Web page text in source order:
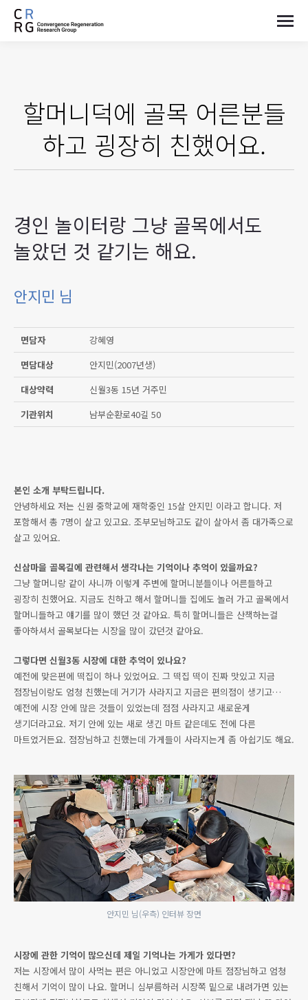
할머니덕에 골목 어른분들
하고 굉장히 친했어요.
경인 놀이터랑 그냥 골목에서도
놀았던 것 같기는 해요.
안지민 님
면담자
강혜영
면담대상
안지민(2007년생)
대상약력
신월3동 15년 거주민
기관위치
남부순환로40길 50
본인 소개 부탁드립니다.
안녕하세요 저는 신원 중학교에 재학중인 15살 안지민 이라고 합니다. 저
포함해서 총 7명이 살고 있고요. 조부모님하고도 같이 살아서 좀 대가족으로
살고 있어요.
신삼마을 골목길에 관련해서 생각나는 기억이나 추억이 있을까요?
그냥 할머니랑 같이 사니까 이렇게 주변에 할머니분들이나 어른들하고
굉장히 친했어요. 지금도 친하고 해서 할머니들 집에도 놀러 가고 골목에서
할머니들하고 얘기를 많이 했던 것 같아요. 특히 할머니들은 산책하는걸
좋아하셔서 골목보다는 시장을 많이 갔던것 같아요.
그렇다면 신월3동 시장에 대한 추억이 있나요?
예전에 맞은편에 떡집이 하나 있었어요. 그 떡집 떡이 진짜 맛있고 지금
점장님이랑도 엄청 친했는데 거기가 사라지고 지금은 편의점이 생기고…
예전에 시장 안에 많은 것들이 있었는데 점점 사라지고 새로운게
생기더라고요. 저기 안에 있는 새로 생긴 마트 같은데도 전에 다른
마트였거든요. 점장님하고 친했는데 가게들이 사라지는게 좀 아쉽기도 해요.
안지민 님(우측) 인터뷰 장면
시장에 관한 기억이 많으신데 제일 기억나는 가게가 있다면?
저는 시장에서 많이 사먹는 편은 아니었고 시장안에 마트 점장님하고 엄청
친해서 기억이 많이 나요. 할머니 심부름하러 시장쪽 밑으로 내려가면 있는